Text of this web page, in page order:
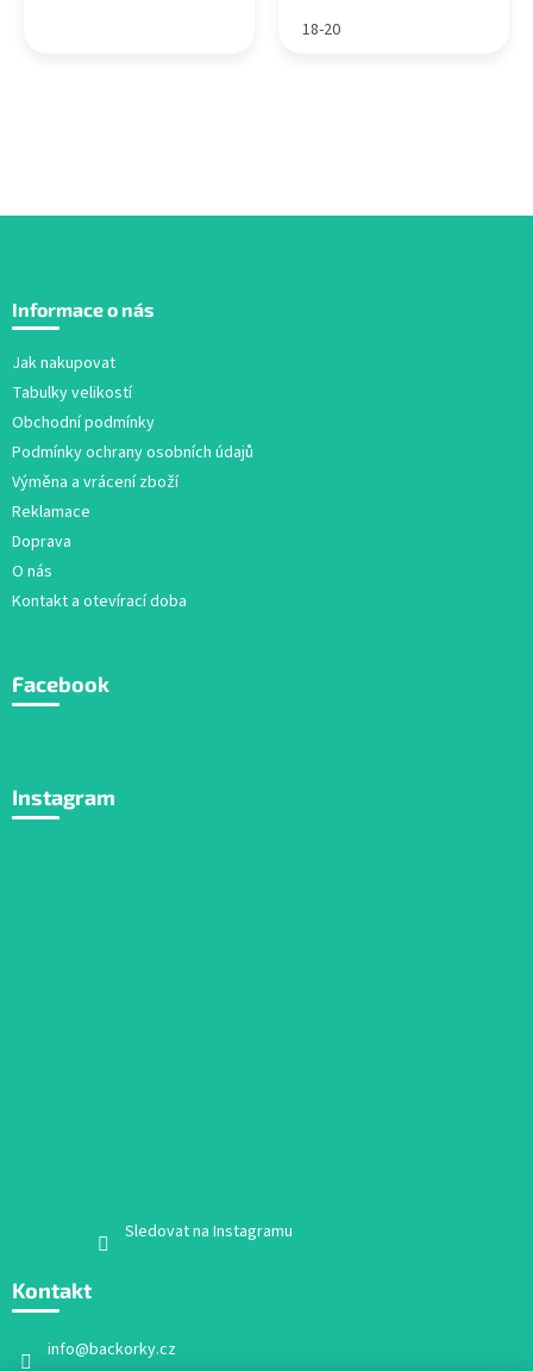
18-20
p
Informace o nás
Jak nakupovat
Tabulky velikostí
Obchodní podmínky
Podmínky ochrany osobních údajů
Výměna a vrácení zboží
Reklamace
Doprava
O nás
Kontakt a otevírací doba
Facebook
Instagram
Sledovat na Instagramu
Kontakt
info@backorky.cz